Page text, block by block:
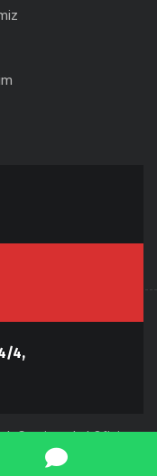
4,
Gayrimenkul Ofisi
mahfuzdur.